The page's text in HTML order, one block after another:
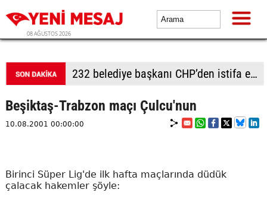
08 AĞUSTOS 2026
232 belediye başkanı CHP’den istifa etti
Beşiktaş-Trabzon maçı Çulcu'nun
10.08.2001 00:00:00
Birinci Süper Lig'de ilk hafta maçlarında düdük
çalacak hakemler şöyle: